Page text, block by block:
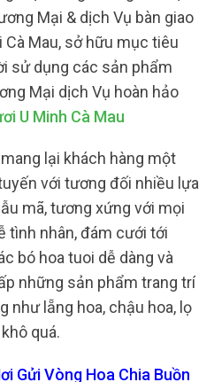
Mại & dịch Vụ bàn giao
Mau, sở hữu mục tiêu
sử dụng các sản phẩm
Mại dịch Vụ hoàn hảo
U Minh Cà Mau
lại khách hàng một
với tương đối nhiều lựa
mã, tương xứng với mọi
tình nhân, đám cưới tới
bó hoa tuoi dễ dàng và
những sản phẩm trang trí
như lẵng hoa, chậu hoa, lọ
quá.
Gửi Vòng Hoa Chia Buồn